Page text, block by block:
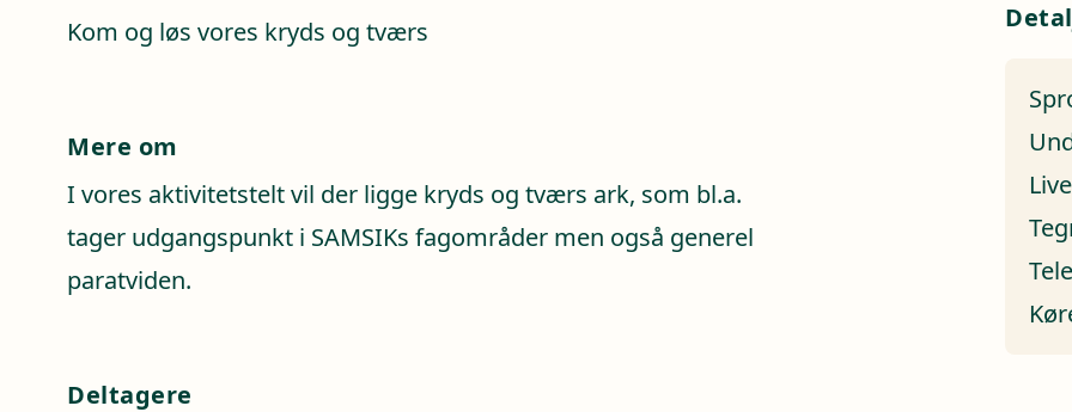
Kom og løs vores kryds og tværs
Mere om
I vores aktivitetstelt vil der ligge kryds og tværs ark, som bl.a.
tager udgangspunkt i SAMSIKs fagområder men også generel
paratviden.
Deltagere